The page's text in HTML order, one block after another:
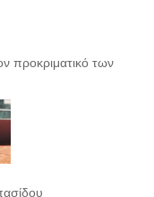
προκριματικό των